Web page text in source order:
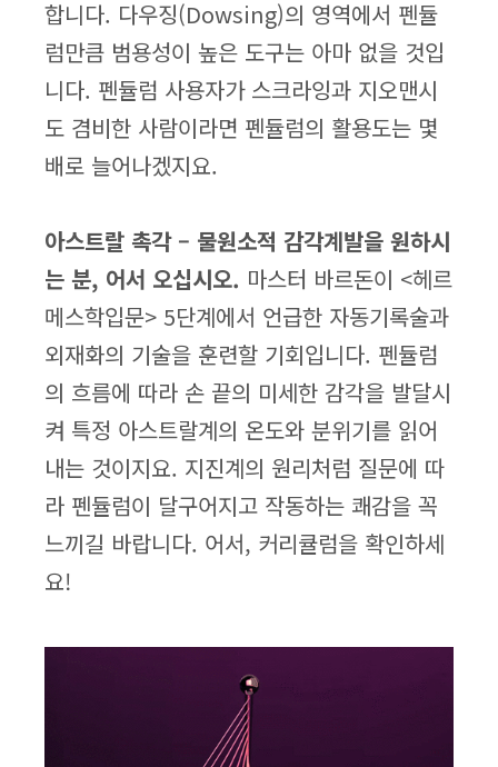
합니다. 다우징(Dowsing)의 영역에서 펜듈
럼만큼 범용성이 높은 도구는 아마 없을 것입
니다. 펜듈럼 사용자가 스크라잉과 지오맨시
도 겸비한 사람이라면 펜듈럼의 활용도는 몇
배로 늘어나겠지요.
아스트랄 촉각 – 물원소적 감각계발을 원하시
는 분, 어서 오십시오. 마스터 바르돈이 <헤르
메스학입문> 5단계에서 언급한 자동기록술과
외재화의 기술을 훈련할 기회입니다. 펜듈럼
의 흐름에 따라 손 끝의 미세한 감각을 발달시
켜 특정 아스트랄계의 온도와 분위기를 읽어
내는 것이지요. 지진계의 원리처럼 질문에 따
라 펜듈럼이 달구어지고 작동하는 쾌감을 꼭
느끼길 바랍니다. 어서, 커리큘럼을 확인하세
요!